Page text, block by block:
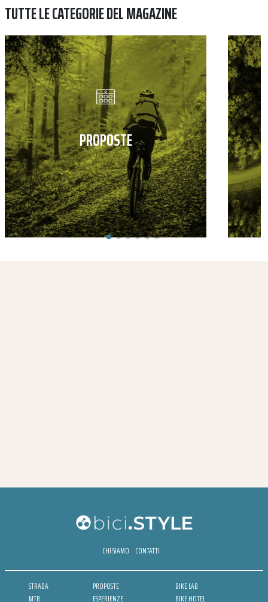
TUTTE LE CATEGORIE DEL MAGAZINE
PROPOSTE
CHI SIAMO CONTATTI
STRADA
MTB
PROPOSTE
ESPERIENZE
BIKE LAB
BIKE HOTEL